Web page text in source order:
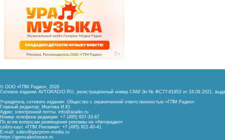
© ООО «ГПМ Радио», 2026
Сетевое издание AVTORADIO.RU, регистрационный номер СМИ Эл № ФС77-81953 от 24.09.2021,
Учредитель сетевого издания: Общество с ограниченной ответственностью «ГПМ Радио»
Главный редактор: Ипатова И.Ю.
Адрес электронной почты: info@aradio.ru
Номер телефона редакции: +7 (495) 937-33-67
По всем вопросам размещения рекламы на «Авторадио»
сейлз-хаус «ГПМ Реклама»: +7 (495) 921-40-41
E-mail: sales@gazprom-media.ru
https://gpmsaleshouse.ru